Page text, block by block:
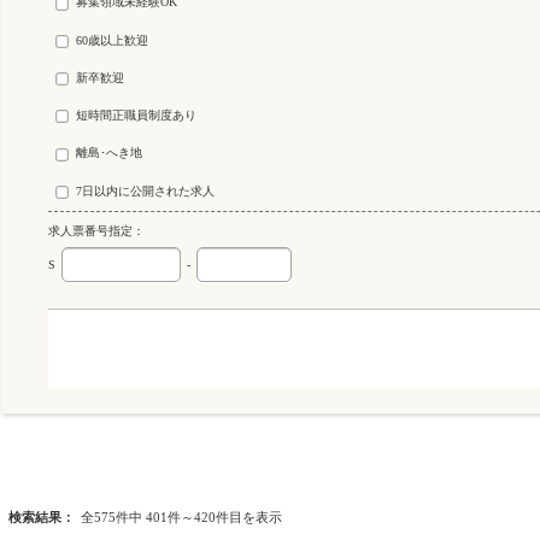
60歳以上歓迎
新卒歓迎
短時間正職員制度あり
離島･へき地
7日以内に公開された求人
求人票番号指定：
S -
検索結果： 全575件中 401件～420件目を表示